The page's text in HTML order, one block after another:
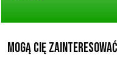
Mogą Cię zainteresować